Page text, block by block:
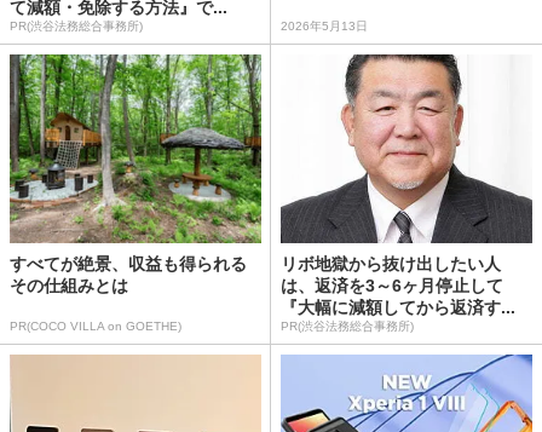
て減額・免除する方法』で...
PR(渋谷法務総合事務所) 2026年5月13日
すべてが絶景、収益も得られる
その仕組みとは
PR(COCO VILLA on GOETHE)
リボ地獄から抜け出したい人
は、返済を3～6ヶ月停止して
『大幅に減額してから返済す...
PR(渋谷法務総合事務所)